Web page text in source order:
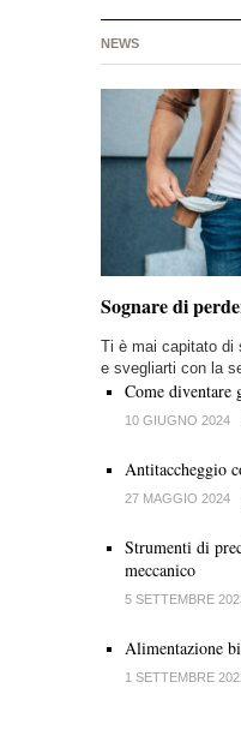
NEWS
Sognare di
Ti è mai capitato di
e svegliarti con la
Come diventare
10 GIUGNO 2024
Antitaccheggio
27 MAGGIO 2024
Strumenti di
meccanico
5 SETTEMBRE
Alimentazione
1 SETTEMBRE